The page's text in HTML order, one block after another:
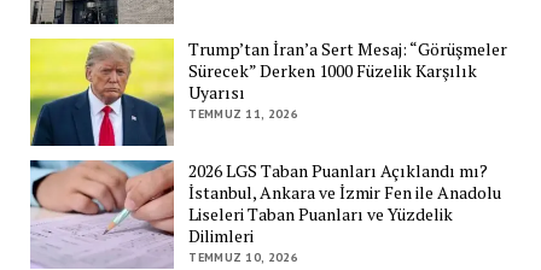
Trump’tan İran’a Sert Mesaj: “Görüşmeler
Sürecek” Derken 1000 Füzelik Karşılık
Uyarısı
TEMMUZ 11, 2026
2026 LGS Taban Puanları Açıklandı mı?
İstanbul, Ankara ve İzmir Fen ile Anadolu
Liseleri Taban Puanları ve Yüzdelik
Dilimleri
TEMMUZ 10, 2026